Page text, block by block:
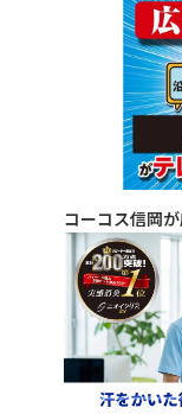
コーコス信岡